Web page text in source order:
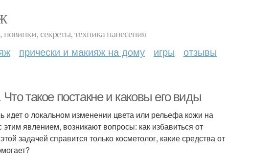
секреты, техника нанесения
прически и макияж на дому игры отзывы
такое постакне и каковы его виды
о локальном изменении цвета или рельефа кожи на
явлением, возникают вопросы: как избавиться от
задачей справится только косметолог, какие средства от